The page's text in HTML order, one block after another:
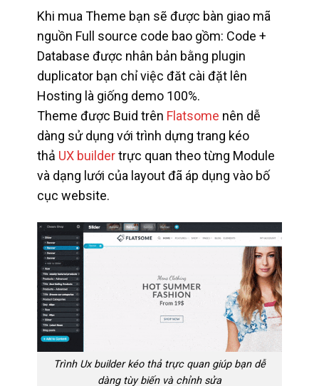
Khi mua Theme bạn sẽ được bàn giao mã
nguồn Full source code bao gồm: Code +
Database được nhân bản bằng plugin
duplicator bạn chỉ việc đăt cài đặt lên
Hosting là giống demo 100%.
Theme được Buid trên Flatsome nên dễ
dàng sử dụng với trình dựng trang kéo
thả UX buildertrực quan theo từng Module
và dạng lưới của layout đã áp dụng vào bố
cục website.
Trình Ux builder kéo thả trực quan giúp bạn dễ
dàng tùy biến và chỉnh sửa